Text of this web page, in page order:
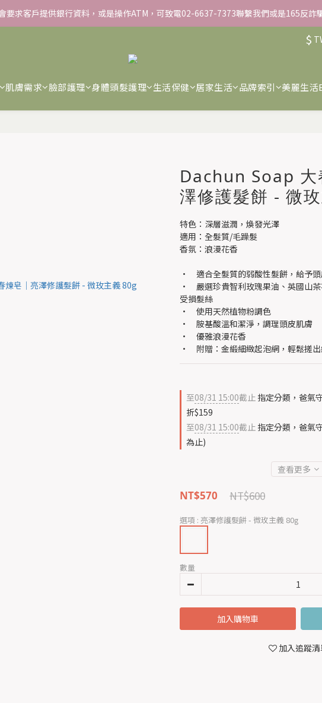
力保濕面膜/盒 ➋滿１８８８贈▸蒸氣熱敷眼罩/盒 ❸滿３３８８贈▸積雪草柔敏舒緩水
力保濕面膜/盒 ➋滿１８８８贈▸蒸氣熱敷眼罩/盒 ❸滿３３８８贈▸積雪草柔敏舒緩水
$
肌膚需求 臉部護理 身體頭髮護理 生活保健 居家生活 品牌索引 美麗生活
Dachun Soap 大
澤修護髮餅 - 微
特色：深層滋潤，煥發光澤
適用：全髮質/毛躁髮
香氛：浪漫花香
•　適合全髮質的弱酸性髮餅，給予
•　嚴選珍貴智利玫瑰果油、英國山
受損髮絲
•　使用天然植物粉調色
•　胺基酸溫和潔淨，調理頭皮肌膚
•　優雅浪漫花香
•　附贈：金緞細緻起泡網，輕鬆搓
至08/31 15:00截止 指定分類，爸
折$159
至08/31 15:00截止 指定分類，爸氣
為止)
查看更多
NT$600
NT$570
選項 : 亮澤修護髮餅 - 微玫主義 80g
數量
加入購物車
加入追蹤